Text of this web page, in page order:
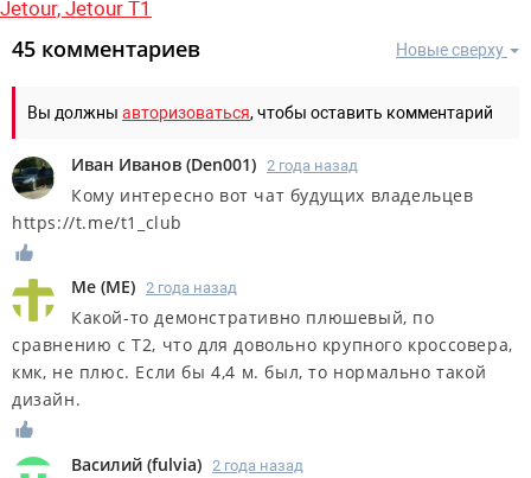
Jetour, Jetour T1
Новые сверху
45 комментариев
Вы должны авторизоваться, чтобы оставить комментарий
Иван Иванов (Den001) 2 года назад
Кому интересно вот чат будущих владельцев
https://t.me/t1_club
Me (ME) 2 года назад
Какой-то демонстративно плюшевый, по
сравнению с Т2, что для довольно крупного кроссовера,
кмк, не плюс. Если бы 4,4 м. был, то нормально такой
дизайн.
Василий (fulvia) 2 года назад